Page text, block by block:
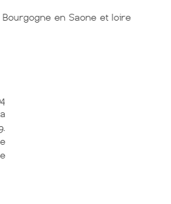
en Saone et loire